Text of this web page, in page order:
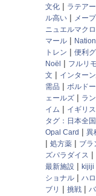
文化 | ラテアー
ル高い | メー
ニュエルマク
マール |
トレン | 便利
Noël | フルリ
文 | インター
需品 | ボルド
ェールズ | ラ
イム | イギリ
タグ：日本全
Opal Card | 異
| 処方薬 | ブラ
ズパラダイス |
最新施設 | kijiji
ショナル | ハ
ブリ | 挑戦 |